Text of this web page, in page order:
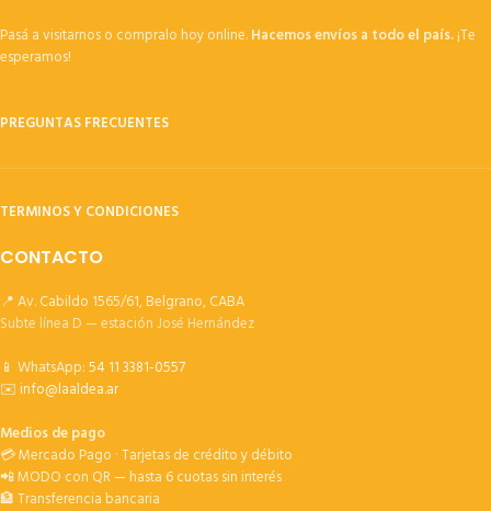
Pasá a visitarnos o compralo hoy online.Hacemos envíos a todo el país.¡Te
esperamos!
PREGUNTAS FRECUENTES
TERMINOS Y CONDICIONES
CONTACTO
📍 Av. Cabildo 1565/61, Belgrano, CABA
Subte línea D — estación José Hernández
📱 WhatsApp:54 11 3381-0557
✉️info@laaldea.ar
Medios de pago
💳 Mercado Pago · Tarjetas de crédito y débito
📲 MODO con QR — hasta 6 cuotas sin interés
🏦 Transferencia bancaria